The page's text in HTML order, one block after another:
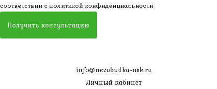
соответствии с политикой конфиденциальности
Получить консультацию
info@nezabudka-nsk.ru
Личный кабинет